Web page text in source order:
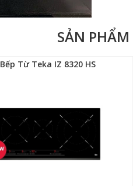
SẢN
Bếp Từ Teka IZ 8320 HS